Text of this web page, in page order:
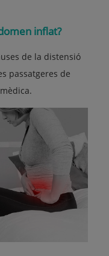
inflat?
de la distensió
passatgeres de